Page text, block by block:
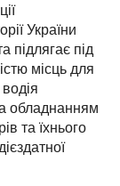
України
підлягає під
місць для
обладнанням
та їхнього